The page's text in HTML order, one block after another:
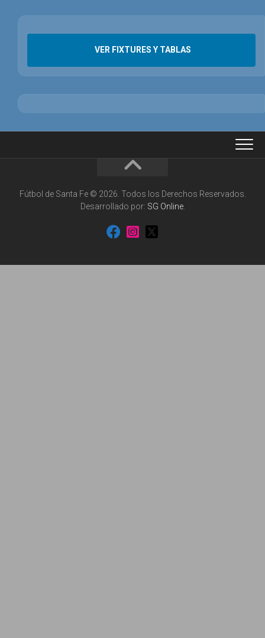
VER FIXTURES Y TABLAS
Fútbol de Santa Fe © 2026. Todos los Derechos Reservados.
Desarrollado por: SG Online.